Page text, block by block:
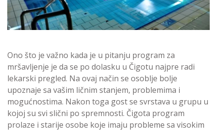
Ono što je važno kada je u pitanju program za
mršavljenje je da se po dolasku u Čigotu najpre radi
lekarski pregled. Na ovaj način se osoblje bolje
upoznaje sa vašim ličnim stanjem, problemima i
mogućnostima. Nakon toga gost se svrstava u grupu u
kojoj su svi slični po spremnosti. Čigota program
prolaze i starije osobe koje imaju probleme sa visokim